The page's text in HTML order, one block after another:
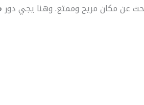
عن مكان مريح وممتع. وهنا يجي دور